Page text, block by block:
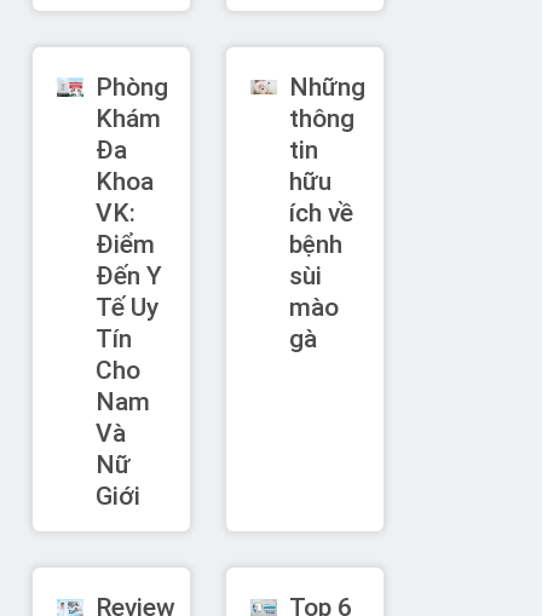
Phòng
Khám
Đa
Khoa
VK:
Điểm
Đến Y
Tế Uy
Tín
Cho
Nam
Và
Nữ
Giới
Những
thông
tin
hữu
ích về
bệnh
sùi
mào
gà
Review
Top 6